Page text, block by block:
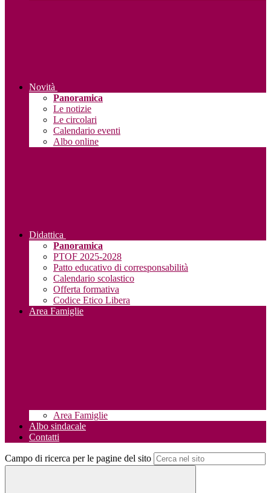
Novità
Panoramica
Le notizie
Le circolari
Calendario eventi
Albo online
Didattica
Panoramica
PTOF 2025-2028
Patto educativo di corresponsabilità
Calendario scolastico
Offerta formativa
Codice Etico Libera
Area Famiglie
Area Famiglie
Albo sindacale
Contatti
Campo di ricerca per le pagine del sito